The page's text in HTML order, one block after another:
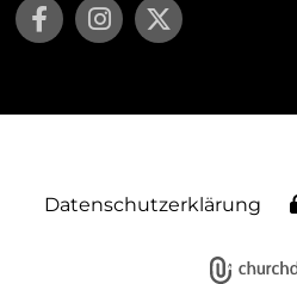
Datenschutzerklärung